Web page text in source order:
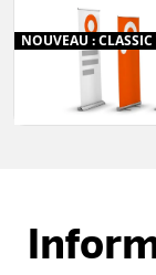
NOUVEAU :